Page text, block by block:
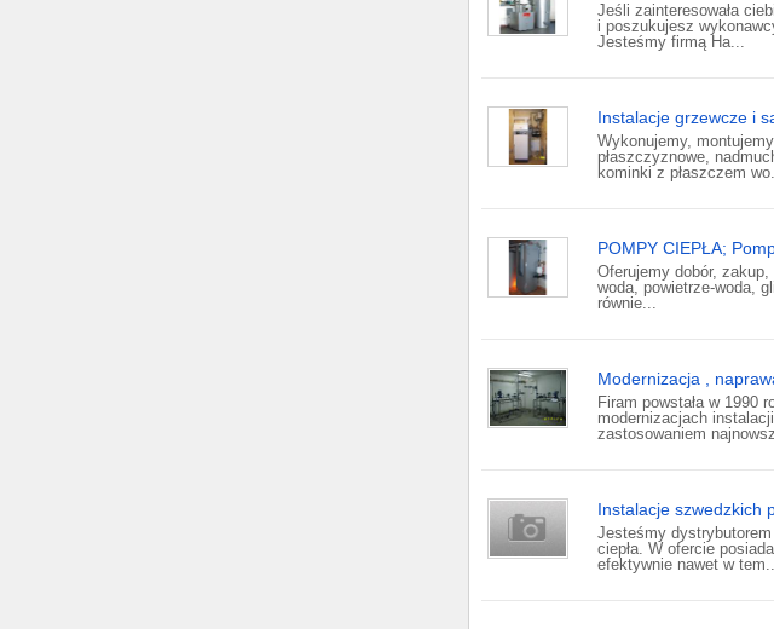
Jeśli zainteresowała
i poszukujesz
Jesteśmy firmą Ha...
Instalacje grzewcze i
Wykonujemy,
płaszczyznowe,
kominki z płaszczem
POMPY CIEPŁA;
Oferujemy dobór,
woda, powietrze-woda,
równie...
Modernizacja ,
Firam powstała w 1990
modernizacjach
zastosowaniem
Instalacje szwedzkich
Jesteśmy
ciepła. W ofercie
efektywnie nawet w